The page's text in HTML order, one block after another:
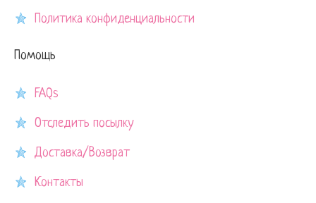
Политика конфиденциальности
Помощь
FAQs
Отследить посылку
Доставка/Возврат
Контакты